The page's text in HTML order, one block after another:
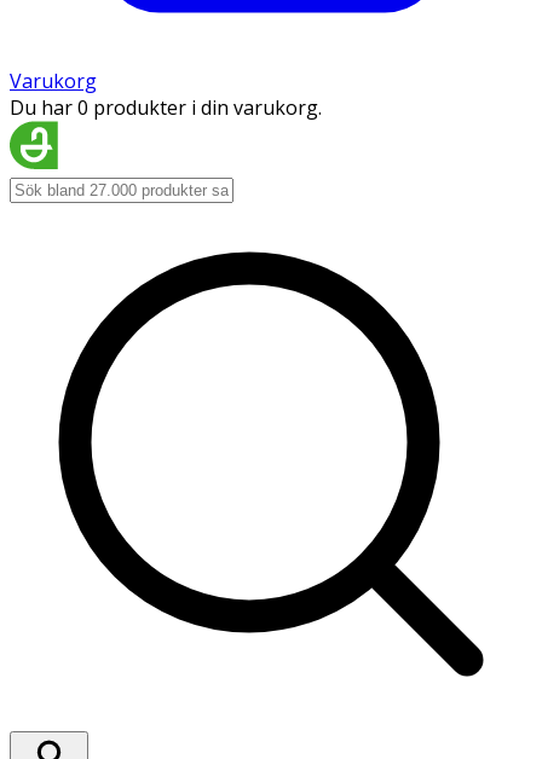
Varukorg
Du har 0 produkter i din varukorg.